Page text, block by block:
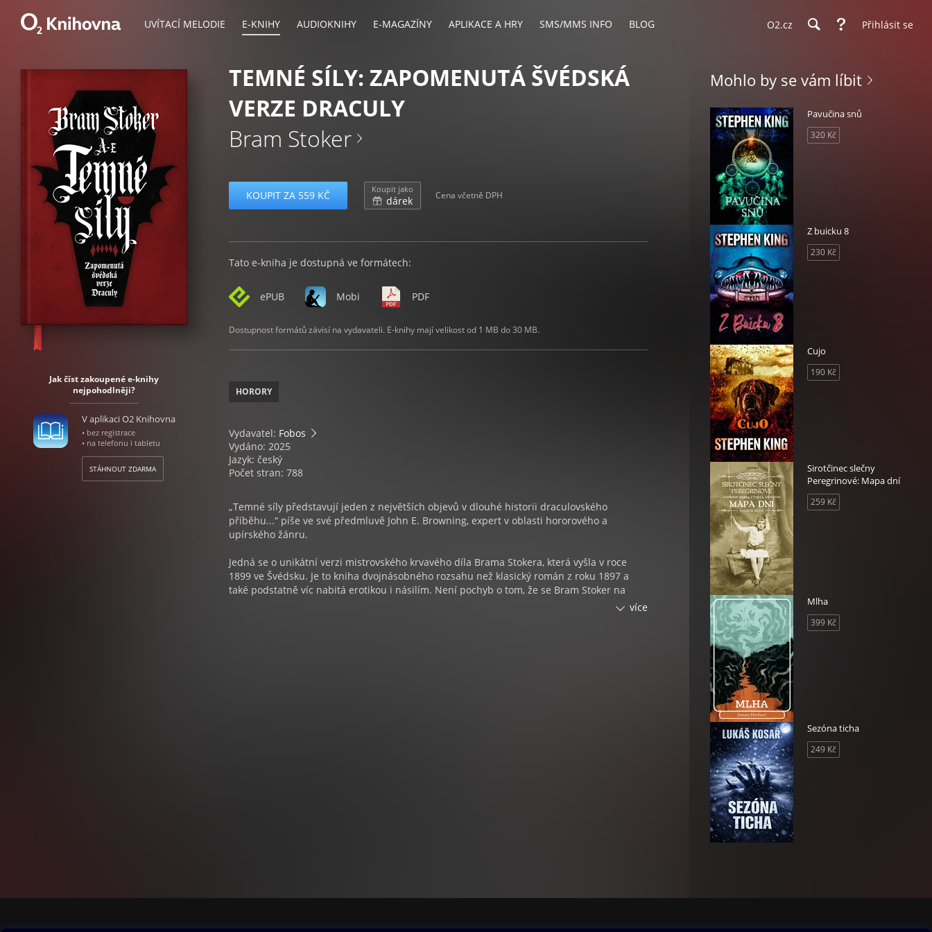
UVÍTACÍ MELODIE E-KNIHY AUDIOKNIHY E-MAGAZÍNY APLIKACE A HRY SMS/MMS INFO BLOG O2.cz Přihlásit se
Jak číst zakoupené e-knihy
nejpohodlněji?
V aplikaci O2 Knihovna
• bez registrace
• na telefonu i tabletu
STÁHNOUT ZDARMA
TEMNÉ SÍLY: ZAPOMENUTÁ ŠVÉDSKÁ
VERZE DRACULY
Bram Stoker
KOUPIT ZA 559 KČ Koupit jako
dárek Cena včetně DPH
Tato e-kniha je dostupná ve formátech:
ePUB Mobi PDF
Dostupnost formátů závisí na vydavateli. E-knihy mají velikost od 1 MB do 30 MB.
HORORY
Vydavatel: Fobos
Vydáno: 2025
Jazyk: český
Počet stran: 788
„Temné síly představují jeden z největších objevů v dlouhé historii draculovského
příběhu...“ píše ve své předmluvě John E. Browning, expert v oblasti hororového a
upírského žánru.
Jedná se o unikátní verzi mistrovského krvavého díla Brama Stokera, která vyšla v roce
1899 ve Švédsku. Je to kniha dvojnásobného rozsahu než klasický román z roku 1897 a
také podstatně víc nabitá erotikou i násilím. Není pochyb o tom, že se Bram Stoker na
více
Mohlo by se vám líbit
Pavučina snů
320 Kč
Z buicku 8
230 Kč
Cujo
190 Kč
Sirotčinec slečny
Peregrinové: Mapa dní
259 Kč
Mlha
399 Kč
Sezóna ticha
249 Kč